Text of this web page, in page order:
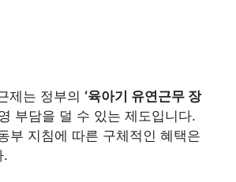
제는 정부의 ‘육아기 유연근무 장
부담을 덜 수 있는 제도입니다.
부 지침에 따른 구체적인 혜택은
.